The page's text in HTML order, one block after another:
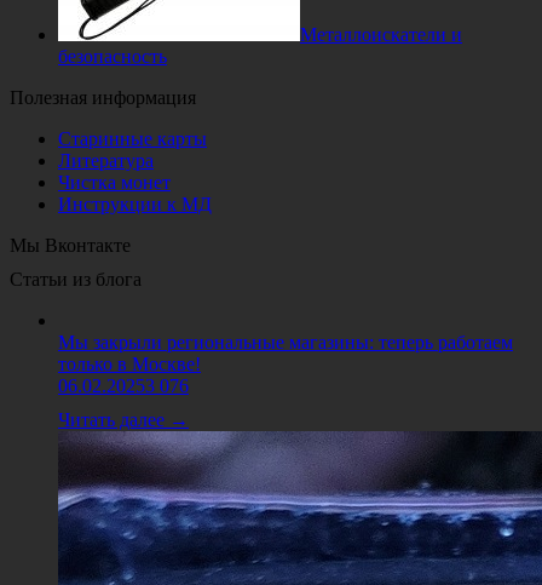
Металлоискатели и
безопасность
Полезная информация
Старинные карты
Литература
Чистка монет
Инструкции к МД
Мы Вконтакте
Статьи из блога
Мы закрыли региональные магазины: теперь работаем
только в Москве!
06.02.20253 076
Читать далее →